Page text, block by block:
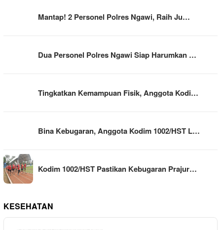
Mantap! 2 Personel Polres Ngawi, Raih Ju…
Dua Personel Polres Ngawi Siap Harumkan …
Tingkatkan Kemampuan Fisik, Anggota Kodi…
Bina Kebugaran, Anggota Kodim 1002/HST L…
Kodim 1002/HST Pastikan Kebugaran Prajur…
KESEHATAN